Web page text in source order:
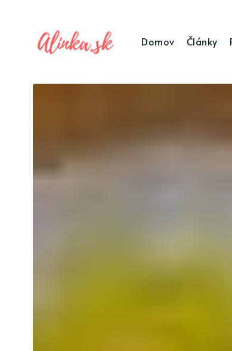
Domov Články